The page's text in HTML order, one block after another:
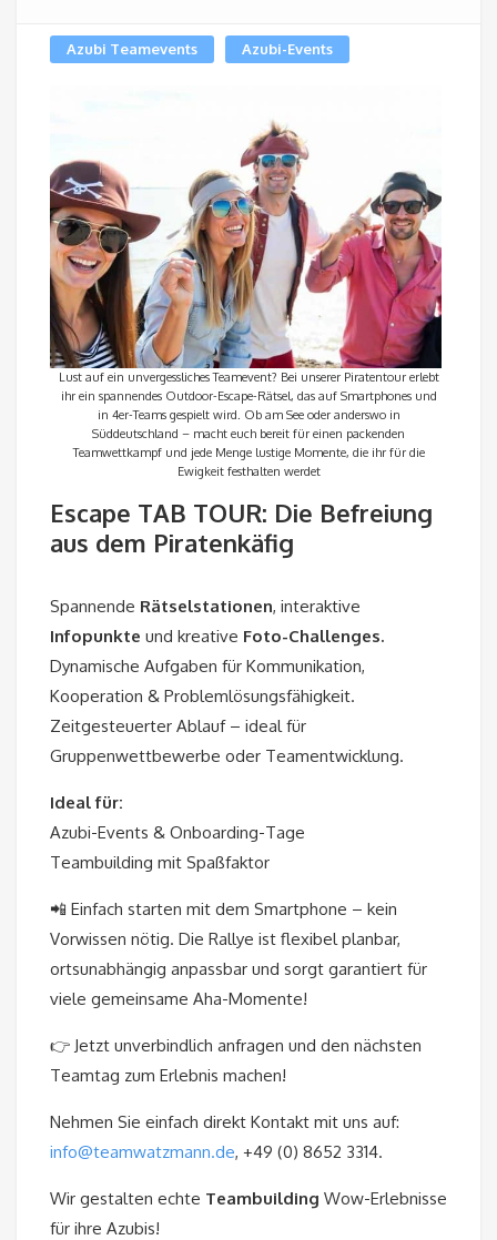
Azubi Teamevents Azubi-Events
Lust auf ein unvergessliches Teamevent? Bei unserer Piratentour erlebt
ihr ein spannendes Outdoor-Escape-Rätsel, das auf Smartphones und
in 4er-Teams gespielt wird. Ob am See oder anderswo in
Süddeutschland – macht euch bereit für einen packenden
Teamwettkampf und jede Menge lustige Momente, die ihr für die
Ewigkeit festhalten werdet
Escape TAB TOUR: Die Befreiung
aus dem Piratenkäfig
Spannende Rätselstationen, interaktive
Infopunkte und kreative Foto-Challenges.
Dynamische Aufgaben für Kommunikation,
Kooperation & Problemlösungsfähigkeit.
Zeitgesteuerter Ablauf – ideal für
Gruppenwettbewerbe oder Teamentwicklung.
Ideal für:
Azubi-Events & Onboarding-Tage
Teambuilding mit Spaßfaktor
📲 Einfach starten mit dem Smartphone – kein
Vorwissen nötig. Die Rallye ist flexibel planbar,
ortsunabhängig anpassbar und sorgt garantiert für
viele gemeinsame Aha-Momente!
👉 Jetzt unverbindlich anfragen und den nächsten
Teamtag zum Erlebnis machen!
Nehmen Sie einfach direkt Kontakt mit uns auf:
info@teamwatzmann.de, +49 (0) 8652 3314.
Wir gestalten echte Teambuilding Wow-Erlebnisse
für ihre Azubis!